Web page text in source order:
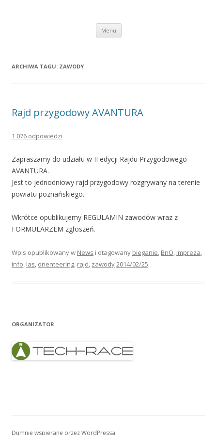
Menu Przeskocz
treści
ARCHIWA TAGU: ZAWODY
Rajd przygodowy AVANTURA
1 076 odpowiedzi
Zapraszamy do udziału w II edycji Rajdu Przygodowego
AVANTURA.
Jest to jednodniowy rajd przygodowy rozgrywany na terenie
powiatu poznańskiego.
Wkrótce opublikujemy REGULAMIN zawodów wraz z
FORMULARZEM zgłoszeń.
Wpis opublikowany w News i otagowany bieganie, BnO, impreza,
info, las, orienteering, rajd, zawody2014/02/25.
ORGANIZATOR
Dumnie wspierane przez WordPressa